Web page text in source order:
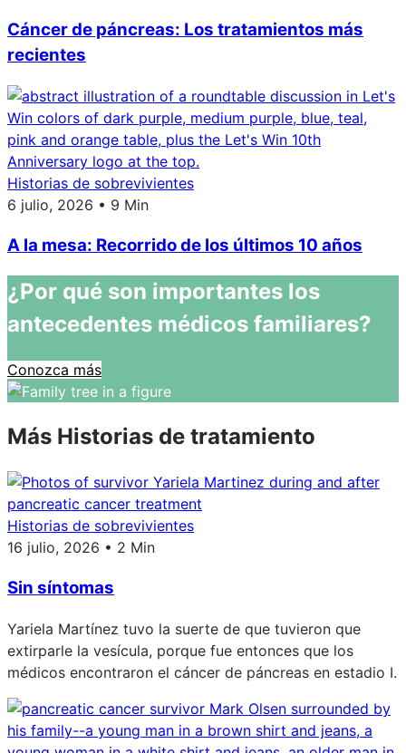
Cáncer de páncreas: Los tratamientos más
recientes
Historias de sobrevivientes
6 julio, 2026 • 9 Min
A la mesa: Recorrido de los últimos 10 años
¿Por qué son importantes los
antecedentes médicos familiares?
Conozca más
Más Historias de tratamiento
Historias de sobrevivientes
16 julio, 2026 • 2 Min
Sin síntomas
Yariela Martínez tuvo la suerte de que tuvieron que
extirparle la vesícula, porque fue entonces que los
médicos encontraron el cáncer de páncreas en estadio I.